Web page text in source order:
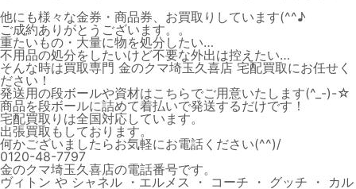
他にも様々な金券・商品券、お買取りしています(^^♪
ご成約ありがとうございます。。
重たいもの・大量に物を処分したい…
不用品の処分をしたいけど不要な外出は控えたい…
そんな時は買取専門 金のクマ埼玉久喜店 宅配買取にお任せく
ださい！
発送用の段ボールや資材はこちらでご用意いたします(^_-)-☆
商品を段ボールに詰めて着払いで発送するだけです！
宅配買取りは全国対応しています。
出張買取もしております。
何かございましたらお気軽にお電話ください(^^)/
0120-48-7797
金のクマ埼玉久喜店の電話番号です。
ヴィトン や シャネル ・エルメス ・ コーチ ・ グッチ ・ カル